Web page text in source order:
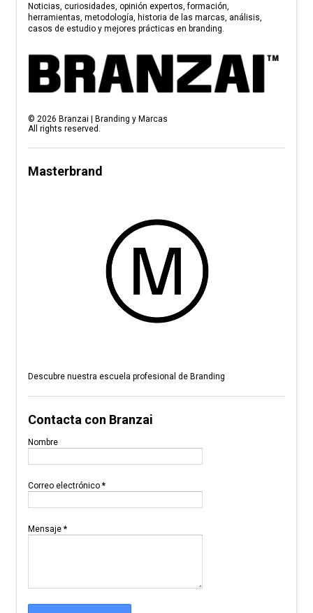
Noticias, curiosidades, opinión expertos, formación,
herramientas, metodología, historia de las marcas, análisis,
casos de estudio y mejores prácticas en branding.
© 2026 Branzai | Branding y Marcas
All rights reserved.
Masterbrand
Descubre nuestra escuela profesional de Branding
Contacta con Branzai
Nombre
Correo electrónico *
Mensaje *